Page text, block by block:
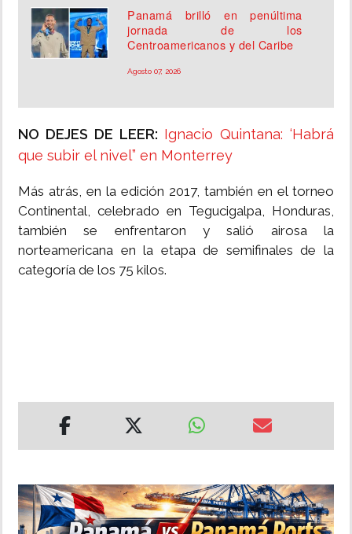
Panamá brilló en penúltima
jornada de los
Centroamericanos y del Caribe
Agosto 07, 2026
NO DEJES DE LEER: Ignacio Quintana: ‘Habrá
que subir el nivel” en Monterrey
Más atrás, en la edición 2017, también en el torneo
Continental, celebrado en Tegucigalpa, Honduras,
también se enfrentaron y salió airosa la
norteamericana en la etapa de semifinales de la
categoría de los 75 kilos.